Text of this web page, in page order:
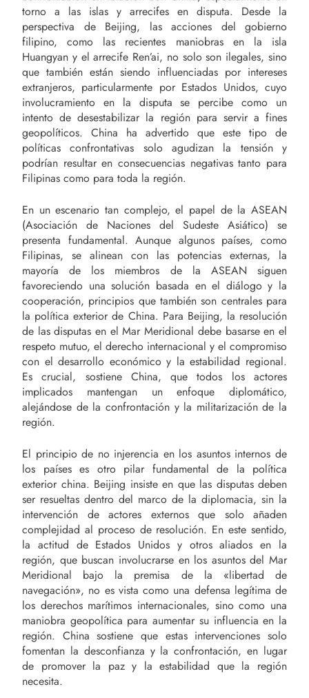
torno a las islas y arrecifes en disputa. Desde la
perspectiva de Beijing, las acciones del gobierno
filipino, como las recientes maniobras en la isla
Huangyan y el arrecife Ren’ai, no solo son ilegales, sino
que también están siendo influenciadas por intereses
extranjeros, particularmente por Estados Unidos, cuyo
involucramiento en la disputa se percibe como un
intento de desestabilizar la región para servir a fines
geopolíticos. China ha advertido que este tipo de
políticas confrontativas solo agudizan la tensión y
podrían resultar en consecuencias negativas tanto para
Filipinas como para toda la región.
En un escenario tan complejo, el papel de la ASEAN
(Asociación de Naciones del Sudeste Asiático) se
presenta fundamental. Aunque algunos países, como
Filipinas, se alinean con las potencias externas, la
mayoría de los miembros de la ASEAN siguen
favoreciendo una solución basada en el diálogo y la
cooperación, principios que también son centrales para
la política exterior de China. Para Beijing, la resolución
de las disputas en el Mar Meridional debe basarse en el
respeto mutuo, el derecho internacional y el compromiso
con el desarrollo económico y la estabilidad regional.
Es crucial, sostiene China, que todos los actores
implicados mantengan un enfoque diplomático,
alejándose de la confrontación y la militarización de la
región.
El principio de no injerencia en los asuntos internos de
los países es otro pilar fundamental de la política
exterior china. Beijing insiste en que las disputas deben
ser resueltas dentro del marco de la diplomacia, sin la
intervención de actores externos que solo añaden
complejidad al proceso de resolución. En este sentido,
la actitud de Estados Unidos y otros aliados en la
región, que buscan involucrarse en los asuntos del Mar
Meridional bajo la premisa de la «libertad de
navegación», no es vista como una defensa legítima de
los derechos marítimos internacionales, sino como una
maniobra geopolítica para aumentar su influencia en la
región. China sostiene que estas intervenciones solo
fomentan la desconfianza y la confrontación, en lugar
de promover la paz y la estabilidad que la región
necesita.